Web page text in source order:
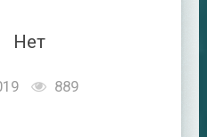
Нет
889